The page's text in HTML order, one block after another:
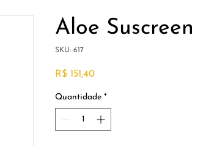
Aloe Suscreen
SKU: 617
R$ 151,40Preço
Quantidade *